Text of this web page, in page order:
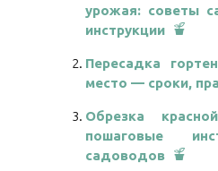
урожая: советы
инструкции
Пересадка
место — сроки,
Обрезка
пошаговые
садоводов